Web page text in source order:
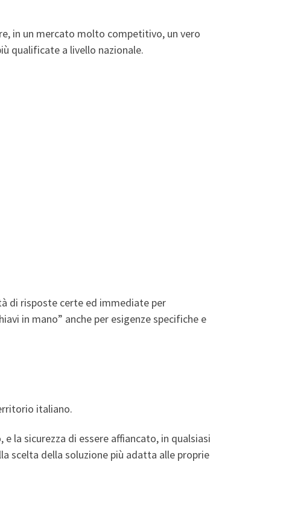
in un mercato molto competitivo, un vero
qualificate a livello nazionale.
di risposte certe ed immediate per
in mano” anche per esigenze specifiche e
italiano.
la sicurezza di essere affiancato, in qualsiasi
scelta della soluzione più adatta alle proprie